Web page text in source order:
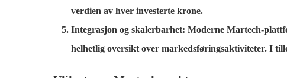
verdien av hver investerte krone.
Integrasjon og skalerbarhet: Moderne Martech-
helhetlig oversikt over markedsføringsaktiviteter. I